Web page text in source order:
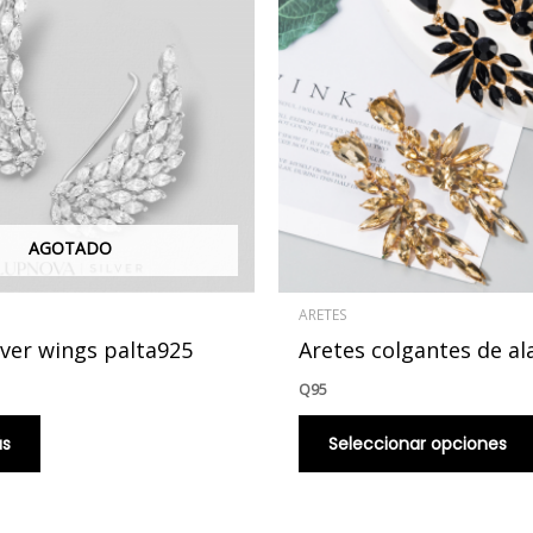
AGOTADO
wings palta925
ARETES
Aretes colgantes de
Q95
Seleccionar opciones